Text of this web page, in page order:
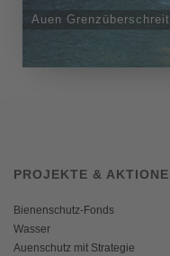
Auen
PROJEKTE &
Bienenschutz-Fonds
Wasser
Auenschutz mit Strategie